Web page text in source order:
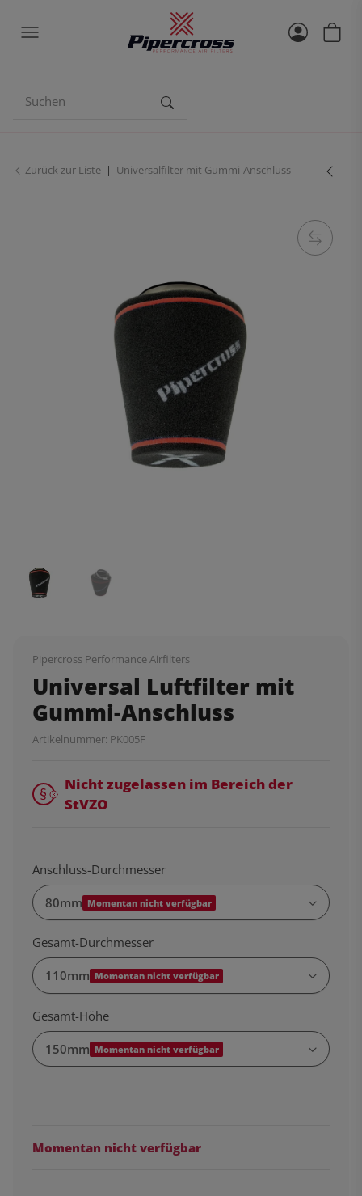
Zurück zur Liste Universalfilter mit Gummi-Anschluss
Pipercross Performance Airfilters
Universal Luftfilter mit
Gummi-Anschluss
Artikelnummer: PK005F
Nicht zugelassen im Bereich der
StVZO
Anschluss-Durchmesser
80mm Momentan nicht verfügbar
Gesamt-Durchmesser
110mm Momentan nicht verfügbar
Gesamt-Höhe
150mm Momentan nicht verfügbar
Momentan nicht verfügbar